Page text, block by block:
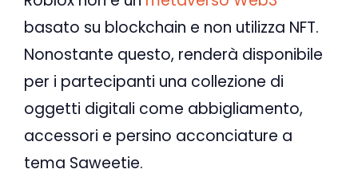
basato su blockchain e non utilizza NFT.
Nonostante questo, renderà disponibile
per i partecipanti una collezione di
oggetti digitali come abbigliamento,
accessori e persino acconciature a
tema Saweetie.